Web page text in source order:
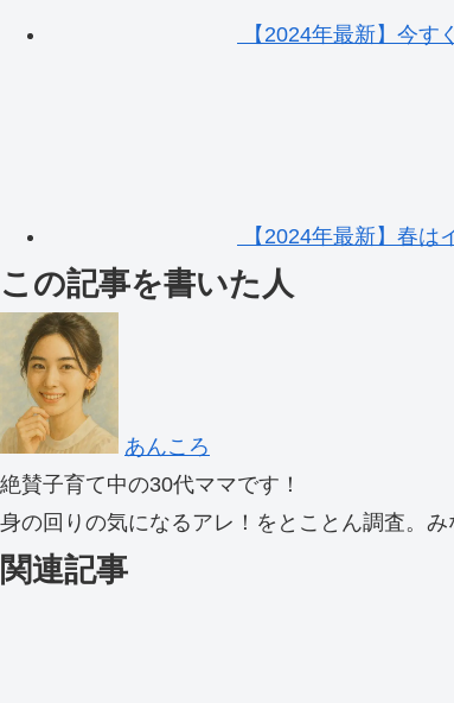
【2024年最新】今
【2024年最新】春
この記事を書いた人
あんころ
絶賛子育て中の30代ママです！
身の回りの気になるアレ！をとことん調査。
関連記事